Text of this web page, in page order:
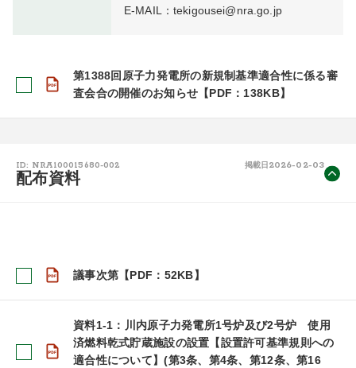
E-MAIL：tekigousei@nra.go.jp
第1388回原子力発電所の新規制基準適合性に係る審
査会合の開催のお知らせ【PDF：138KB】
ID: NRA100015680-002 掲載日 2026-02-03
配布資料
議事次第【PDF：52KB】
資料1-1：川内原子力発電所1号炉及び2号炉 使用
済燃料乾式貯蔵施設の設置【設置許可基準規則への
適合性について】(第3条、第4条、第12条、第16